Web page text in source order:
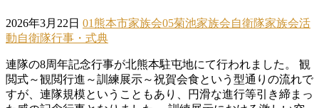
2026年3月22日 01熊本市家族会05菊池家族会自衛隊家族会活
動自衛隊行事・式典
連隊の8周年記念行事が北熊本駐屯地にて行われました。 観
閲式～観閲行進～訓練展示～祝賀会食という型通りの流れで
すが、連隊規模ということもあり、円滑な進行等引き締まっ